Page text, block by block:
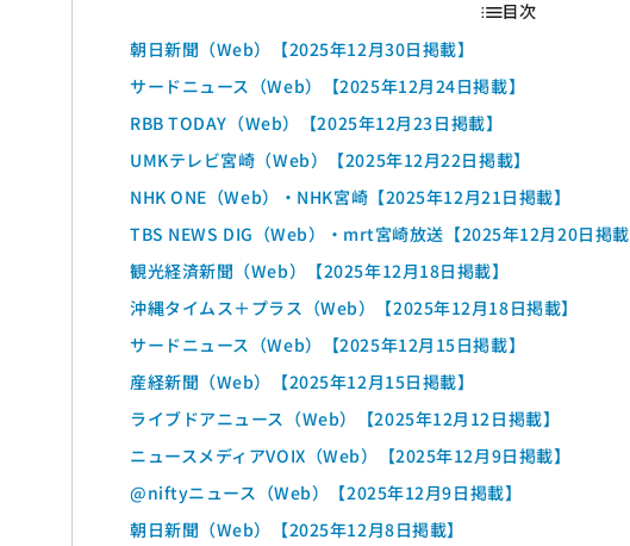
朝日新聞（Web）【2025年12月30日掲載】
サードニュース（Web）【2025年12月24日掲載】
RBB TODAY（Web）【2025年12月23日掲載】
UMKテレビ宮崎（Web）【2025年12月22日掲載】
NHK ONE（Web）・NHK宮崎【2025年12月21日掲載】
TBS NEWS DIG（Web）・mrt宮崎放送【2025年12月20日掲載
観光経済新聞（Web）【2025年12月18日掲載】
沖縄タイムス＋プラス（Web）【2025年12月18日掲載】
サードニュース（Web）【2025年12月15日掲載】
産経新聞（Web）【2025年12月15日掲載】
ライブドアニュース（Web）【2025年12月12日掲載】
ニュースメディアVOIX（Web）【2025年12月9日掲載】
@niftyニュース（Web）【2025年12月9日掲載】
朝日新聞（Web）【2025年12月8日掲載】